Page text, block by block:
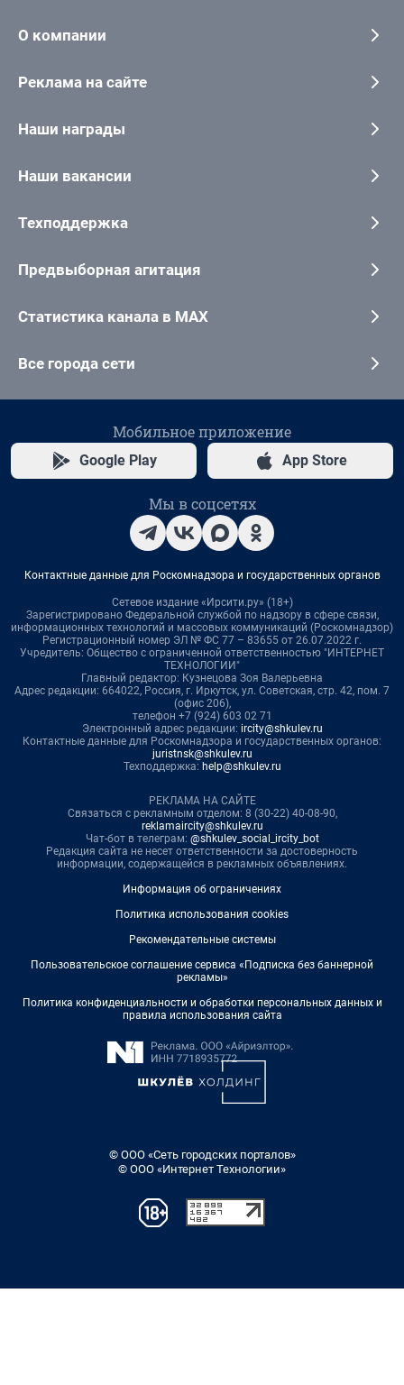
О компании
Реклама на сайте
Наши награды
Наши вакансии
Техподдержка
Предвыборная агитация
Статистика канала в MAX
Все города сети
Мобильное приложение
Google Play App Store
Мы в соцсетях
Контактные данные для Роскомнадзора и государственных органов
Сетевое издание «Ирсити.ру» (18+)
Зарегистрировано Федеральной службой по надзору в сфере связи,
информационных технологий и массовых коммуникаций (Роскомнадзор)
Регистрационный номер ЭЛ № ФС 77 – 83655 от 26.07.2022 г.
Учредитель: Общество с ограниченной ответственностью "ИНТЕРНЕТ
ТЕХНОЛОГИИ"
Главный редактор: Кузнецова Зоя Валерьевна
Адрес редакции: 664022, Россия, г. Иркутск, ул. Советская, стр. 42, пом. 7
(офис 206),
телефон +7 (924) 603 02 71
Электронный адрес редакции: ircity@shkulev.ru
Контактные данные для Роскомнадзора и государственных органов:
juristnsk@shkulev.ru
Техподдержка: help@shkulev.ru
РЕКЛАМА НА САЙТЕ
Связаться с рекламным отделом: 8 (30-22) 40-08-90,
reklamaircity@shkulev.ru
Чат-бот в телеграм: @shkulev_social_ircity_bot
Редакция сайта не несет ответственности за достоверность
информации, содержащейся в рекламных объявлениях.
Информация об ограничениях
Политика использования cookies
Рекомендательные системы
Пользовательское соглашение сервиса «Подписка без баннерной
рекламы»
Политика конфиденциальности и обработки персональных данных и
правила использования сайта
© ООО «Сеть городских порталов»
© ООО «Интернет Технологии»